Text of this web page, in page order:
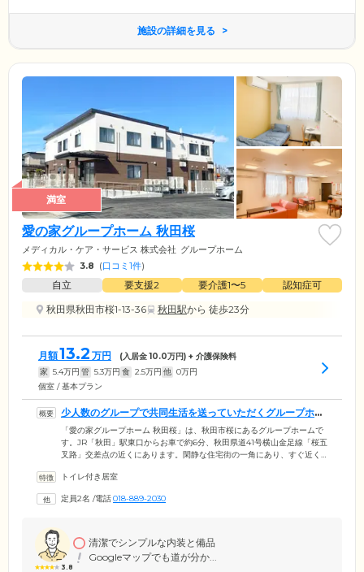
施設の詳細を見る
満室
愛の家グループホーム 秋田桜
メディカル・ケア・サービス 株式会社 グループホーム
3.8 (口コミ1件)
自立 要支援2 要介護1〜5
認知症可
秋田県秋田市桜1-13-36
秋田駅から 徒歩23分
月額13.2 万円 (入居金10.0万円) + 介護保険料
家 5.4万円 管 5.3万円 食 2.5万円 他 0万円
個室 / 基本プラン
少人数のグループで共同生活を送っていただくグループホー
ムです
「愛の家グループホーム 秋田桜」は、秋田市桜にあるグループホームで
す。JR「秋田」駅東口からお車で約6分、秋田県道41号横山金足線「桜五
叉路」交差点の近くにあります。閑静な住宅街の一角にあり、すぐ近く
ご入居対象は秋田市にお住まいで、要支援2または要介護1から5の認定と
名で少人数のグループをつくり、グループごとに共同生活を送っていた
トイレ付き居室
定員2名 /電話018-889-2030
3.8
清潔でシンプルな内装と備品
Googleマップでも道が分か...